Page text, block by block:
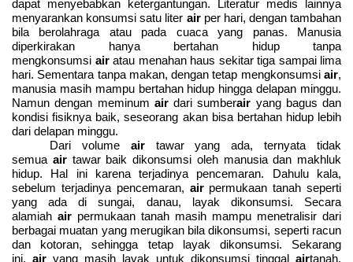
dapat menyebabkan ketergantungan. Literatur medis lainnya
menyarankan konsumsi satu liter airper hari, dengan tambahan
bila berolahraga atau pada cuaca yang panas. Manusia
diperkirakan hanya bertahan hidup tanpa
mengkonsumsi airatau menahan haus sekitar tiga sampai lima
hari. Sementara tanpa makan, dengan tetap mengkonsumsi air,
manusia masih mampu bertahan hidup hingga delapan minggu.
Namun dengan meminum airdari sumberair yang bagus dan
kondisi fisiknya baik, seseorang akan bisa bertahan hidup lebih
dari delapan minggu.
Dari volume airtawar yang ada, ternyata tidak
semua airtawar baik dikonsumsi oleh manusia dan makhluk
hidup. Hal ini karena terjadinya pencemaran. Dahulu kala,
sebelum terjadinya pencemaran, airpermukaan tanah seperti
yang ada di sungai, danau, layak dikonsumsi. Secara
alamiah air permukaan tanah masih mampu menetralisir dari
berbagai muatan yang merugikan bila dikonsumsi, seperti racun
dan kotoran, sehingga tetap layak dikonsumsi. Sekarang
ini, air yang masih layak untuk dikonsumsi tinggal airtanah.